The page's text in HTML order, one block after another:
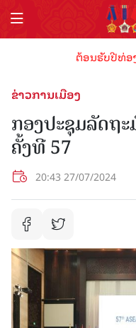
ຕ້ອນຮັບປີທ່ອງ
ຂ່າວການເມືອງ
ກອງປະຊຸມລັດຖະ
ຄັ້ງທີ 57
20:43 27/07/2024